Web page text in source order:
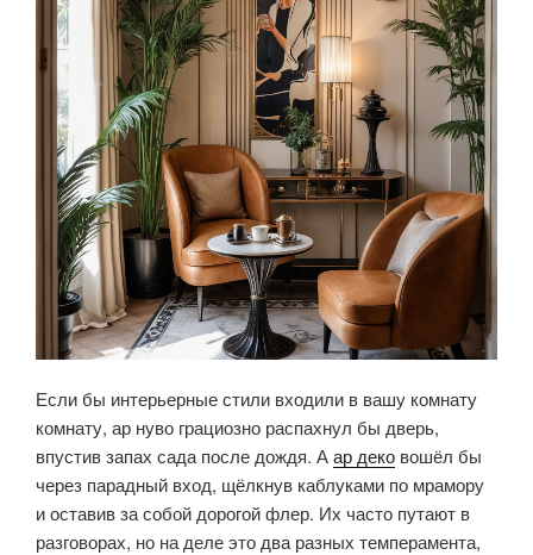
Если бы интерьерные стили входили в вашу комнату
комнату, ар нуво грациозно распахнул бы дверь,
впустив запах сада после дождя. Аар деко вошёл бы
через парадный вход, щёлкнув каблуками по мрамору
и оставив за собой дорогой флер. Их часто путают в
разговорах, но на деле это два разных темперамента,